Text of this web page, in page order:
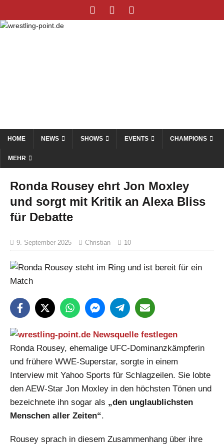
HOME NEWS SHOWS EVENTS CHAMPIONS
MEHR
Ronda Rousey ehrt Jon Moxley
und sorgt mit Kritik an Alexa Bliss
für Debatte
9. September 2025 Christian 10
Ronda Rousey, ehemalige UFC-Dominanzkämpferin
und frühere WWE-Superstar, sorgte in einem
Interview mit Yahoo Sports für Schlagzeilen. Sie lobte
den AEW-Star Jon Moxley in den höchsten Tönen und
bezeichnete ihn sogar als „den unglaublichsten
Menschen aller Zeiten“.
Rousey sprach in diesem Zusammenhang über ihre